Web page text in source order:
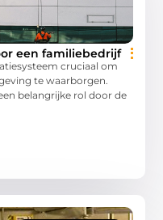
een familiebedrijf
cruciaal om
te waarborgen.
belangrijke rol door de